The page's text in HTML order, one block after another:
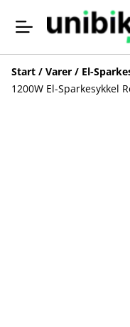
Start / Varer / El-
1200W El-Sparkesykkel